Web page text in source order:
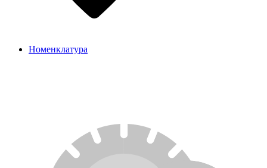
Номенклатура